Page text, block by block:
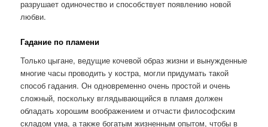
разрушает одиночество и способствует появлению новой
любви.
Гадание по пламени
Только цыгане, ведущие кочевой образ жизни и вынужденные
многие часы проводить у костра, могли придумать такой
способ гадания. Он одновременно очень простой и очень
сложный, поскольку вглядывающийся в пламя должен
обладать хорошим воображением и отчасти философским
складом ума, а также богатым жизненным опытом, чтобы в